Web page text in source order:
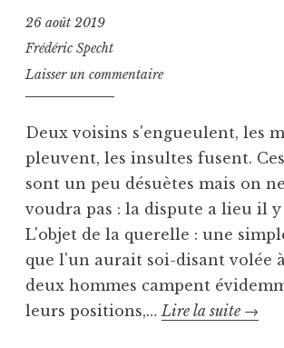
26 août 2019
Frédéric Specht
Laisser un commentaire
Deux voisins s'engueulent, les
pleuvent, les insultes fusent.
sont un peu désuètes mais on
voudra pas : la dispute a lieu il y
L'objet de la querelle : une
que l'un aurait soi-disant volée
deux hommes campent
leurs positions,… Lire la suite →